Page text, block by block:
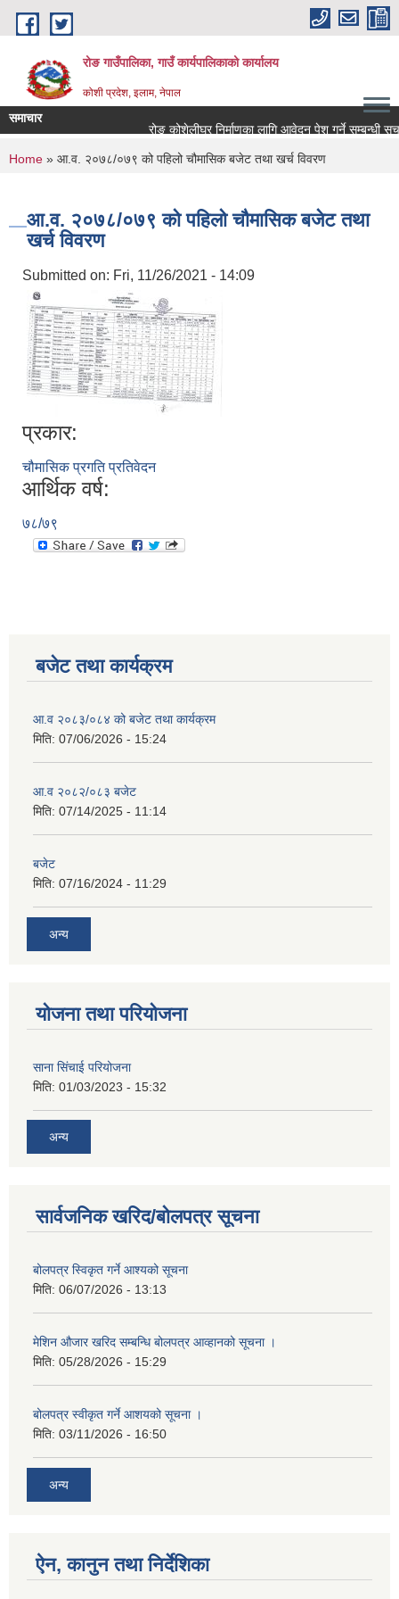
Skip to main content
रोङ गाउँपालिका, गाउँ कार्यपालिकाको कार्यालय
कोशी प्रदेश, इलाम, नेपाल
समाचार
रोङ कोशेलीघर निर्माणका लागि आवेदन पेश गर्ने सम्बन्धी सूचना.
You are here
Home » आ.व. २०७८/०७९ को पहिलो चौमासिक बजेट तथा खर्च विवरण
आ.व. २०७८/०७९ को पहिलो चौमासिक बजेट तथा
खर्च विवरण
Submitted on: Fri, 11/26/2021 - 14:09
प्रकार:
चौमासिक प्रगति प्रतिवेदन
आर्थिक वर्ष:
७८/७९
बजेट तथा कार्यक्रम
आ.व २०८३/०८४ को बजेट तथा कार्यक्रम
मिति: 07/06/2026 - 15:24
आ.व २०८२/०८३ बजेट
मिति: 07/14/2025 - 11:14
बजेट
मिति: 07/16/2024 - 11:29
अन्य
योजना तथा परियोजना
साना सिंचाई परियोजना
मिति: 01/03/2023 - 15:32
अन्य
सार्वजनिक खरिद/बोलपत्र सूचना
बोलपत्र स्विकृत गर्ने आश्यको सूचना
मिति: 06/07/2026 - 13:13
मेशिन औजार खरिद सम्बन्धि बोलपत्र आव्हानको सूचना ।
मिति: 05/28/2026 - 15:29
बोलपत्र स्वीकृत गर्ने आशयको सूचना ।
मिति: 03/11/2026 - 16:50
अन्य
ऐन, कानुन तथा निर्देशिका